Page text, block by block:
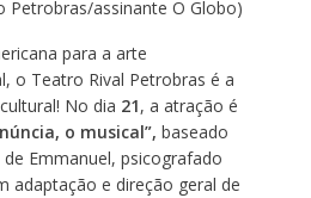
Petrobras/assinante O Globo)
para a arte
o Teatro Rival Petrobras é a
No dia 21, a atração é
o musical”, baseado
Emmanuel, psicografado
adaptação e direção geral de